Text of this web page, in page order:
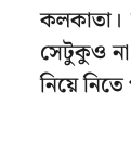
কলকাতা।
সেটুকুও
নিয়ে